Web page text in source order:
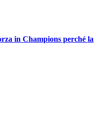
in Champions perché la